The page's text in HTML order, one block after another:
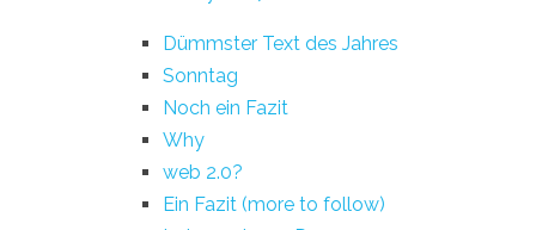
Dümmster Text des Jahres
Sonntag
Noch ein Fazit
Why
web 2.0?
Ein Fazit (more to follow)